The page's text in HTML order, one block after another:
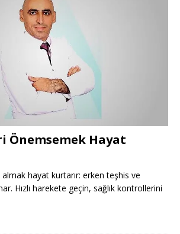
Önemsemek Hayat
hayat kurtarır: erken teşhis ve
Hızlı harekete geçin, sağlık kontrollerini